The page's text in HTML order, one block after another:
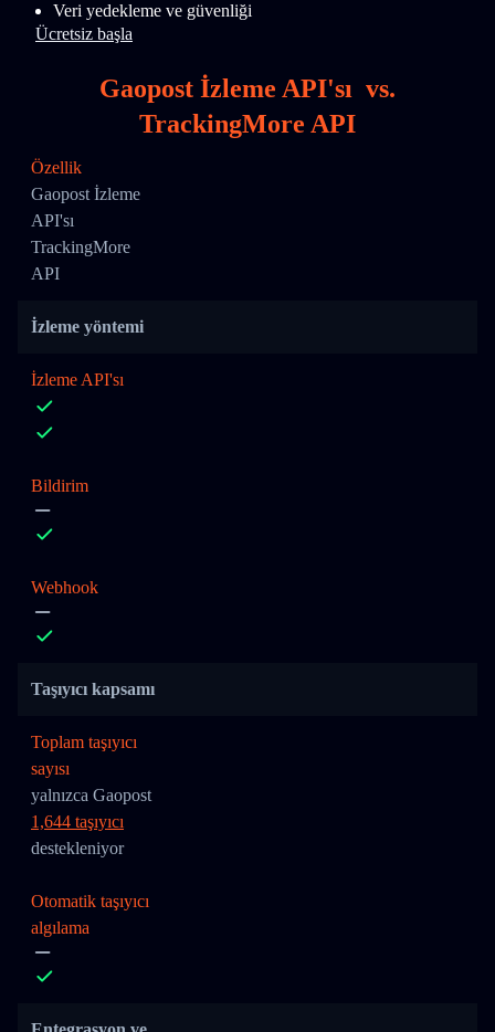
Veri yedekleme ve güvenliği
Ücretsiz başla
Gaopost İzleme API'sı vs.
TrackingMore API
Özellik
Gaopost İzleme
API'sı
TrackingMore
API
İzleme yöntemi
İzleme API'sı
Bildirim
Webhook
Taşıyıcı kapsamı
Toplam taşıyıcı
sayısı
yalnızca Gaopost
1,644 taşıyıcı
destekleniyor
Otomatik taşıyıcı
algılama